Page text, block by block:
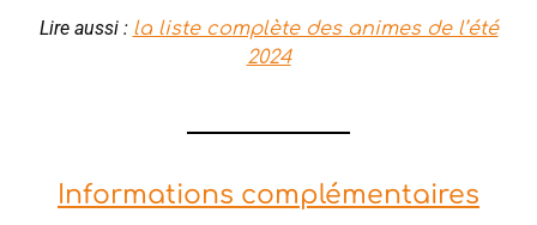
Lire aussi : la liste complète des animes de l’été
2024
Informations complémentaires